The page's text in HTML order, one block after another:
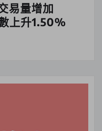
易量增加
上升1.50%